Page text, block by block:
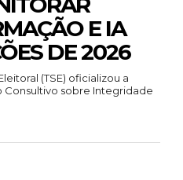
E IA
DE 2026
(TSE) oficializou a
Consultivo sobre Integridade